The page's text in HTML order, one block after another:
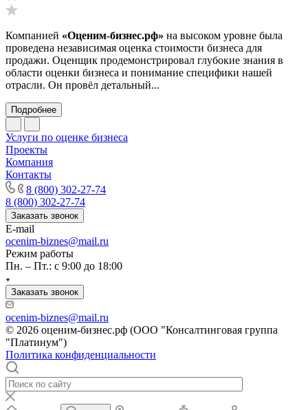
Компанией «Оценим-бизнес.рф» на высоком уровне была
проведена независимая оценка стоимости бизнеса для
продажи. Оценщик продемонстрировал глубокие знания в
области оценки бизнеса и понимание специфики нашей
отрасли. Он провёл детальный...
Подробнее
Услуги по оценке бизнеса
Проекты
Компания
Контакты
8 (800) 302-27-74
8 (800) 302-27-74
Заказать звонок
E-mail
ocenim-biznes@mail.ru
Режим работы
Пн. – Пт.: с 9:00 до 18:00
Заказать звонок
ocenim-biznes@mail.ru
© 2026 оценим-бизнес.рф (ООО "Консалтинговая группа
"Платинум")
Политика конфиденциальности
Каменск-Уральский
Камень-на-Оби
Камышин
Камышлов
Канаш
Кандалакша
Канск
Карачев
Карпинск
Касли
Каспийск
Кашира
Кемерово
Керчь
Кизляр
Кимры
Кинель
Кинешма
Киржач
Кириши
Киров
Кировск
Кисловодск
Клин